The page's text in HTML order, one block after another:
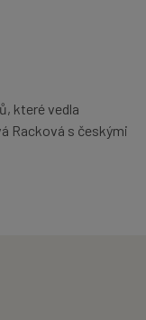
které vedla
Racková s českými